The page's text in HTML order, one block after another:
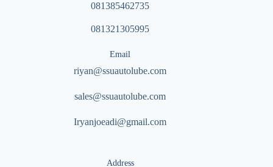
081385462735
081321305995
Email
riyan@ssuautolube.com
sales@ssuautolube.com
Iryanjoeadi@gmail.com
Address